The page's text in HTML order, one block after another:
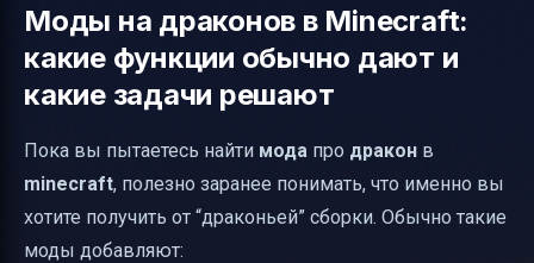
Моды на драконов в Minecraft:
какие функции обычно дают и
какие задачи решают
Пока вы пытаетесь найти мода про дракон в
minecraft, полезно заранее понимать, что именно вы
хотите получить от “драконьей” сборки. Обычно такие
моды добавляют: